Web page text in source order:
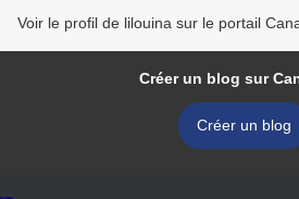
Voir le profil de lilouina sur le portail
Créer un blog sur
Créer un blog